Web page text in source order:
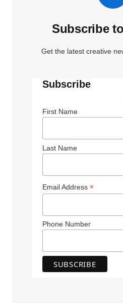
Subscribe
Get the latest creative
Subscribe
First Name
Last Name
Email Address *
Phone Number